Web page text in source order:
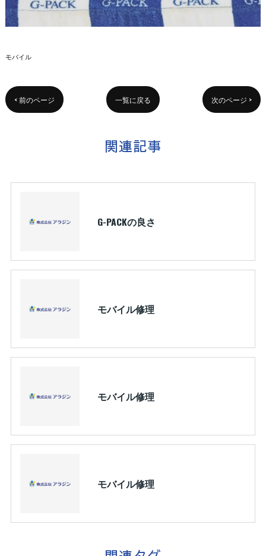
モバイル
< 前のページ 一覧に戻る 次のページ >
関連記事
G-PACKの良さ
モバイル修理
モバイル修理
モバイル修理